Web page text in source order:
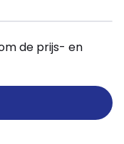
de prijs- en